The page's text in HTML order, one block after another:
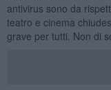
antivirus sono da
teatro e cinema
grave per tutti. Non di